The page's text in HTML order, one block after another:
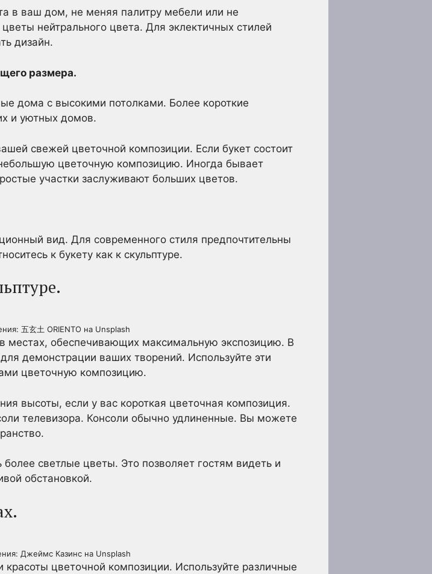
в ваш дом, не меняя палитру мебели или не
нейтрального цвета. Для эклектичных стилей
дизайн.
размера.
дома с высокими потолками. Более короткие
и уютных домов.
свежей цветочной композиции. Если букет состоит
цветочную композицию. Иногда бывает
участки заслуживают больших цветов.
вид. Для современного стиля предпочтительны
к букету как к скульптуре.
五玄土 ORIENTO на Unsplash
местах, обеспечивающих максимальную экспозицию. В
демонстрации ваших творений. Используйте эти
цветочную композицию.
высоты, если у вас короткая цветочная композиция.
телевизора. Консоли обычно удлиненные. Вы можете
светлые цветы. Это позволяет гостям видеть и
обстановкой.
Джеймс Казинс на Unsplash
цветочной композиции. Используйте различные